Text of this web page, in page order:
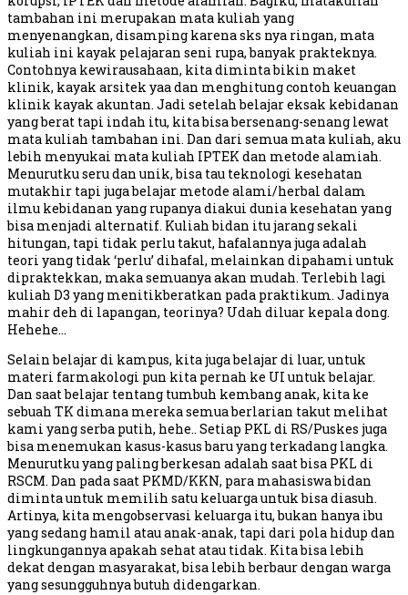
tambahan ini merupakan mata kuliah yang
menyenangkan, disamping karena sks nya ringan, mata
kuliah ini kayak pelajaran seni rupa, banyak prakteknya.
Contohnya kewirausahaan, kita diminta bikin maket
klinik, kayak arsitek yaa dan menghitung contoh keuangan
klinik kayak akuntan. Jadi setelah belajar eksak kebidanan
yang berat tapi indah itu, kita bisa bersenang-senang lewat
mata kuliah tambahan ini. Dan dari semua mata kuliah, aku
lebih menyukai mata kuliah IPTEK dan metode alamiah.
Menurutku seru dan unik, bisa tau teknologi kesehatan
mutakhir tapi juga belajar metode alami/herbal dalam
ilmu kebidanan yang rupanya diakui dunia kesehatan yang
bisa menjadi alternatif. Kuliah bidan itu jarang sekali
hitungan, tapi tidak perlu takut, hafalannya juga adalah
teori yang tidak ‘perlu’ dihafal, melainkan dipahami untuk
dipraktekkan, maka semuanya akan mudah. Terlebih lagi
kuliah D3 yang menitikberatkan pada praktikum. Jadinya
mahir deh di lapangan, teorinya? Udah diluar kepala dong.
Hehehe…
Selain belajar di kampus, kita juga belajar di luar, untuk
materi farmakologi pun kita pernah ke UI untuk belajar.
Dan saat belajar tentang tumbuh kembang anak, kita ke
sebuah TK dimana mereka semua berlarian takut melihat
kami yang serba putih, hehe.. Setiap PKL di RS/Puskes juga
bisa menemukan kasus-kasus baru yang terkadang langka.
Menurutku yang paling berkesan adalah saat bisa PKL di
RSCM. Dan pada saat PKMD/KKN, para mahasiswa bidan
diminta untuk memilih satu keluarga untuk bisa diasuh.
Artinya, kita mengobservasi keluarga itu, bukan hanya ibu
yang sedang hamil atau anak-anak, tapi dari pola hidup dan
lingkungannya apakah sehat atau tidak. Kita bisa lebih
dekat dengan masyarakat, bisa lebih berbaur dengan warga
yang sesungguhnya butuh didengarkan.